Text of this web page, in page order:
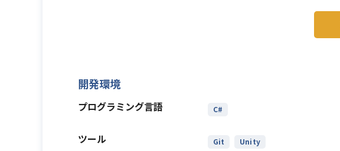
開発環境
プログラミング言語 C#
ツール Git Unity